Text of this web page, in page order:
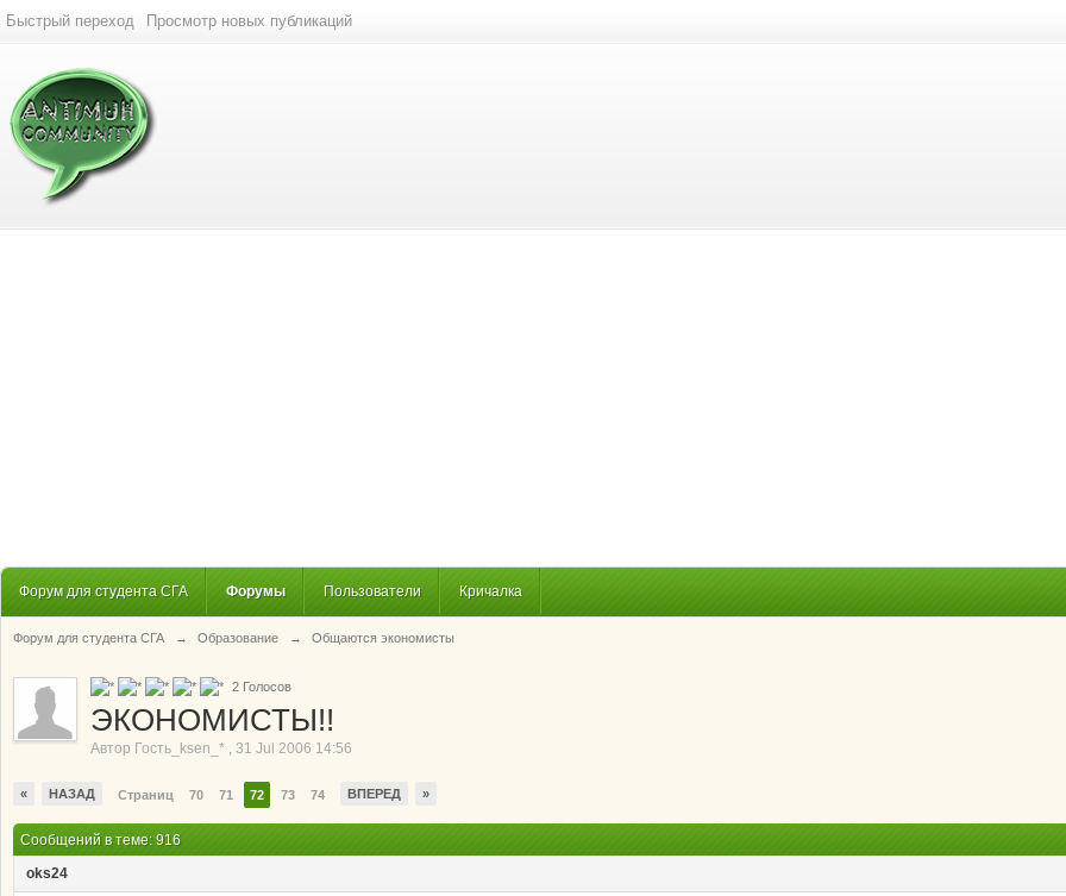
Быстрый переход Просмотр новых публикаций
Форум для студента СГА Форумы Пользователи Кричалка
Форум для студента СГА → Образование → Общаются экономисты
2 Голосов
ЭКОНОМИСТЫ!!
Автор Гость_ksen_* , 31 Jul 2006 14:56
« НАЗАД Страниц 70 71 72 73 74 ВПЕРЕД »
Сообщений в теме: 916
oks24